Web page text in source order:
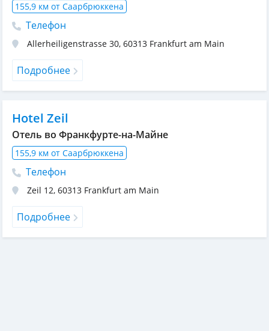
155,9 км от Саарбрюккена
Телефон
Allerheiligenstrasse 30, 60313 Frankfurt am Main
Подробнее
Hotel Zeil
Отель во Франкфурте-на-Майне
155,9 км от Саарбрюккена
Телефон
Zeil 12, 60313 Frankfurt am Main
Подробнее